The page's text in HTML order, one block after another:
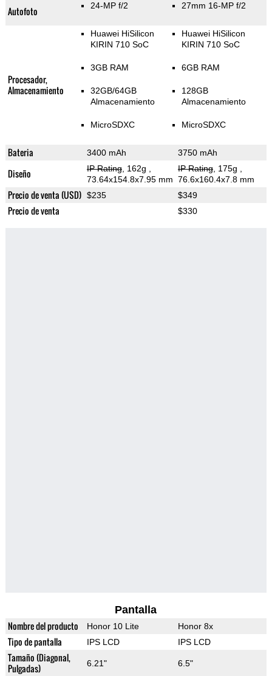
Autofoto 24-MP f/2 27mm 16-MP f/2
Procesador,
Almacenamiento
Huawei HiSilicon
KIRIN 710 SoC
3GB RAM
32GB/64GB
Almacenamiento
MicroSDXC
Huawei HiSilicon
KIRIN 710 SoC
6GB RAM
128GB
Almacenamiento
MicroSDXC
Bateria 3400 mAh 3750 mAh
Diseño IP Rating, 162g
73.64x154.8x7.95 mm
IP Rating, 175g
76.6x160.4x7.8 mm
Precio de venta (USD) $235 $349
Precio de venta $330
Pantalla
Nombre del producto Honor 10 Lite Honor 8x
Tipo de pantalla IPS LCD IPS LCD
Tamaño (Diagonal,
Pulgadas)
6.21" 6.5"